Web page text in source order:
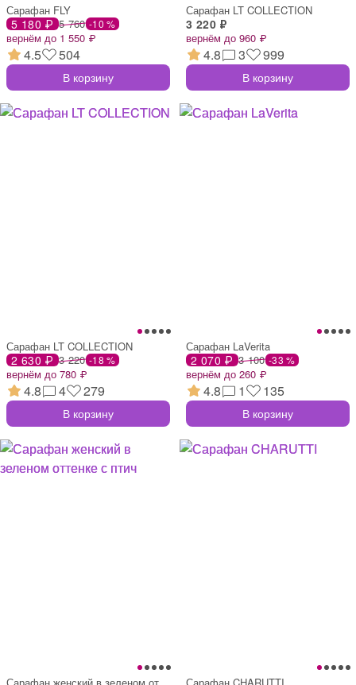
Сарафан FLY
5 180 ₽ 5 760 -10 %
вернём до 1 550 ₽
4.5 504
В корзину
Сарафан LT COLLECTION
3 220 ₽
вернём до 960 ₽
4.8 3 999
В корзину
Сарафан LT COLLECTION
2 630 ₽ 3 220 -18 %
вернём до 780 ₽
4.8 4 279
В корзину
Сарафан LaVerita
2 070 ₽ 3 100 -33 %
вернём до 260 ₽
4.8 1 135
В корзину
Сарафан CHARUTTI